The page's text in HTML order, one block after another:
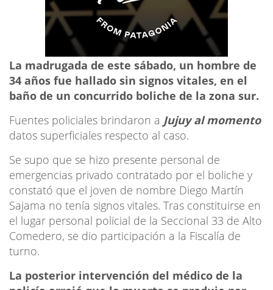
La madrugada de este sábado, un hombre de
34 años fue hallado sin signos vitales, en el
baño de un concurrido boliche de la zona sur.
Fuentes policiales brindaron a Jujuy al momento
datos superficiales respecto al caso.
Se supo que se hizo presente personal de
emergencias privado contratado por el boliche y
constató que el joven de nombre Diego Martín
Sajama no tenía signos vitales. Tras constituirse en
el lugar personal policial de la Seccional 33 de Alto
Comedero, se dio participación a la Fiscalía de
turno.
La posterior intervención del médico de la